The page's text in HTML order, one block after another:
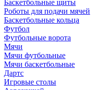
Баскетбольные щиты
Роботы для подачи мячей
Баскетбольные кольца
Футбол
Футбольные ворота
Мячи
Мячи футбольные
Мячи баскетбольные
Дартс
Игровые столы